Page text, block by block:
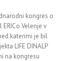
kongres o
Velenje v
katerimi je bil
LIFE DINALP
na kongresu